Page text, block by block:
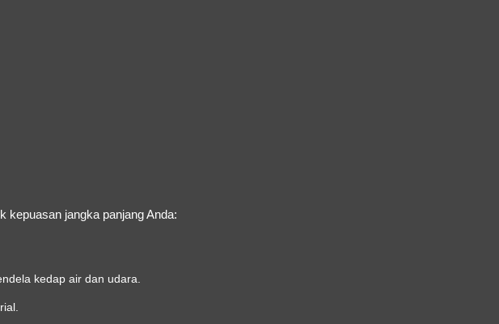
kepuasan jangka panjang Anda:
kedap air dan udara.